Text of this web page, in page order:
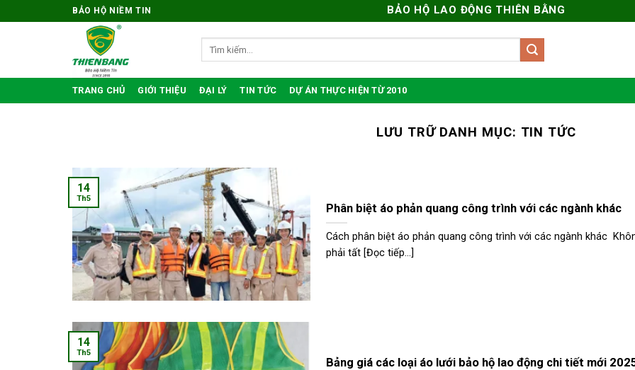
qua
BẢO HỘ NIỀM TIN BẢO HỘ LAO ĐỘNG THIÊN BẰNG
TRANG CHỦ GIỚI THIỆU ĐẠI LÝ TIN TỨC DỰ ÁN THỰC HIỆN TỪ 2010
LƯU TRỮ DANH MỤC: TIN TỨC
Phân biệt áo phản quang công trình với các ngành khác
Cách phân biệt áo phản quang công trình với các ngành khác
phải tất [Đọc tiếp...]
14
Th5
Bảng giá các loại áo lưới bảo hộ lao động chi tiết mới
14
Th5